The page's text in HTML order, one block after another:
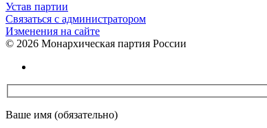
Устав партии
Связаться с администратором
Изменения на сайте
© 2026 Монархическая партия России
Ваше имя (обязательно)